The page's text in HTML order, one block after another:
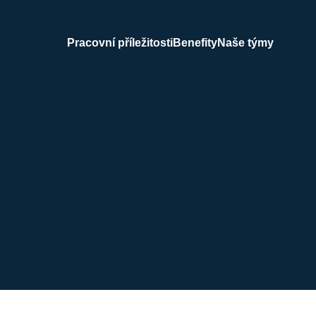
Pracovní příležitostiBenefityNaše týmy